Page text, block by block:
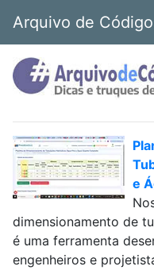
Arquivo de
e
dimensionamento de
é uma ferramenta
engenheiros e